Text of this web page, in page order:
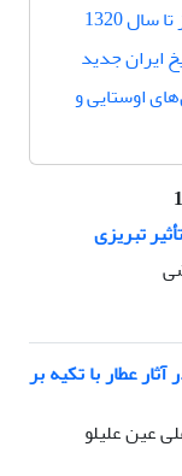
1320
ایران جدید
اوستایی و
تبریزی
عطار با تکیه بر
عین علیلو